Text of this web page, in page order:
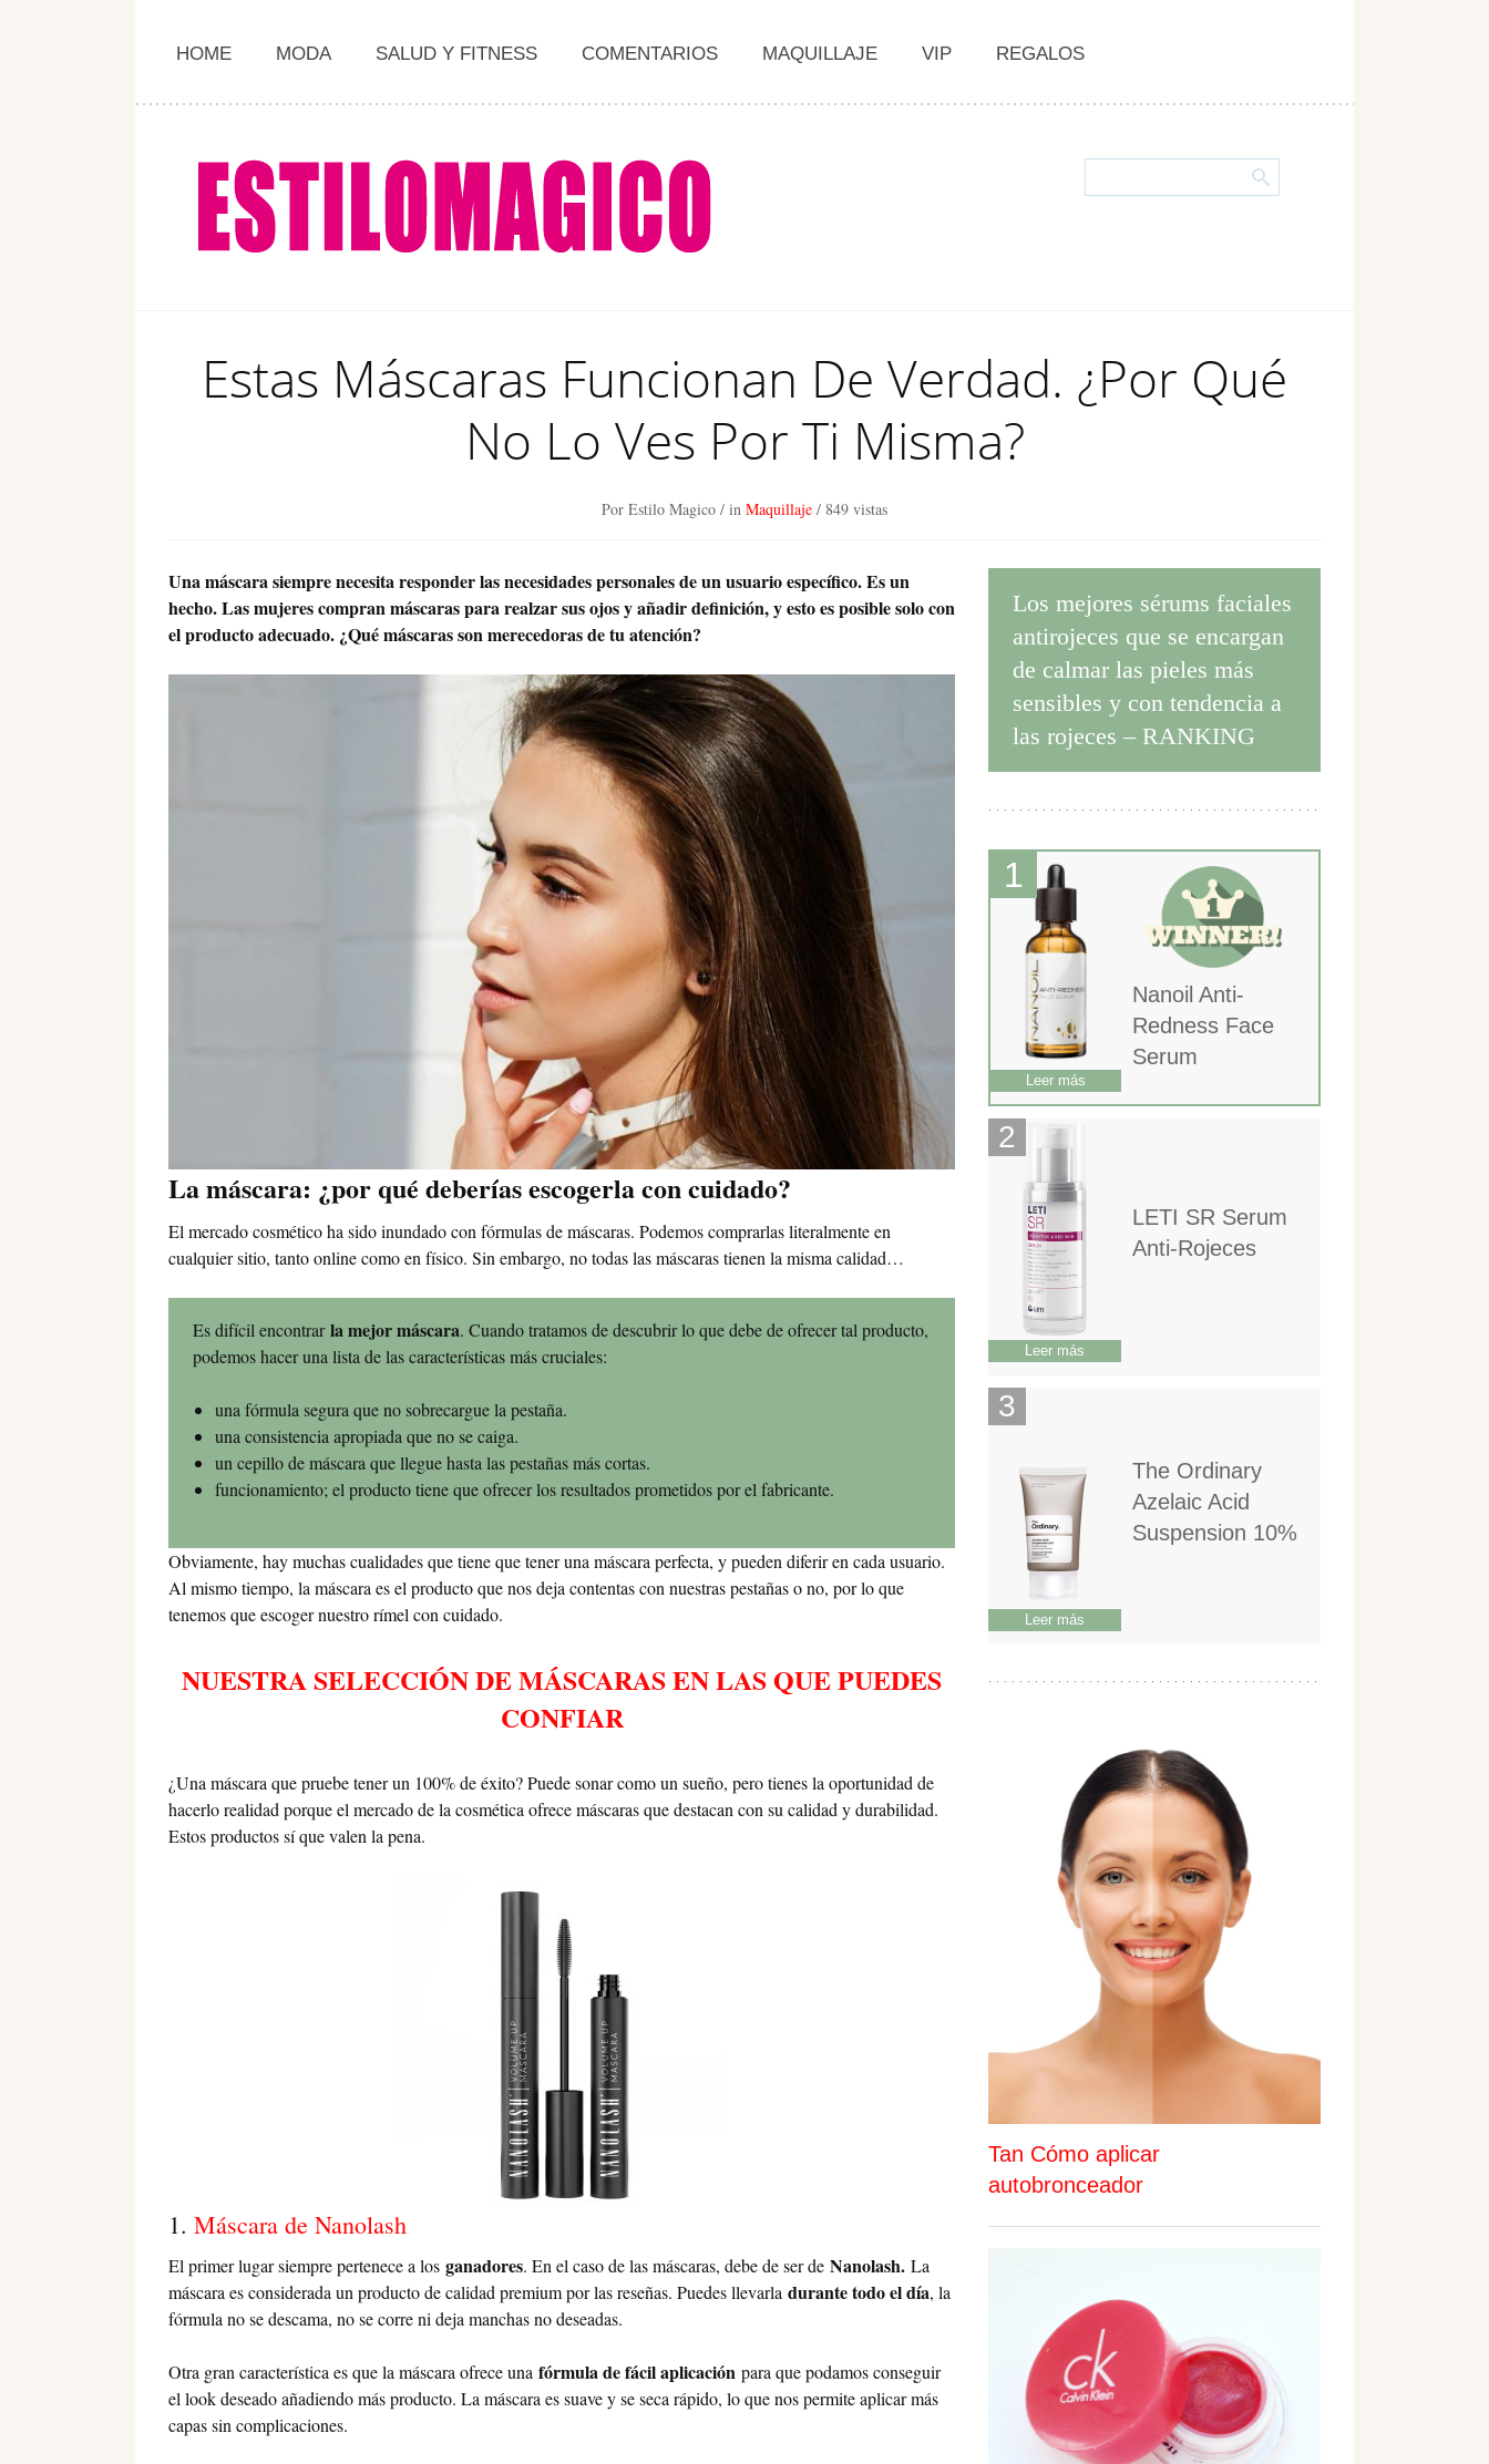
HOME MODA SALUD Y FITNESS COMENTARIOS MAQUILLAJE VIP REGALOS
Estas Máscaras Funcionan De Verdad. ¿Por Qué
No Lo Ves Por Ti Misma?
Por Estilo Magico / in Maquillaje / 849 vistas
Una máscara siempre necesita responder las necesidades personales de un usuario específico. Es un
hecho. Las mujeres compran máscaras para realzar sus ojos y añadir definición, y esto es posible solo con
el producto adecuado. ¿Qué máscaras son merecedoras de tu atención?
La máscara: ¿por qué deberías escogerla con cuidado?
El mercado cosmético ha sido inundado con fórmulas de máscaras. Podemos comprarlas literalmente en
cualquier sitio, tanto online como en físico. Sin embargo, no todas las máscaras tienen la misma calidad…
Es difícil encontrarla mejor máscara. Cuando tratamos de descubrir lo que debe de ofrecer tal producto,
podemos hacer una lista de las características más cruciales:
una fórmula segura que no sobrecargue la pestaña.
una consistencia apropiada que no se caiga.
un cepillo de máscara que llegue hasta las pestañas más cortas.
funcionamiento; el producto tiene que ofrecer los resultados prometidos por el fabricante.
Obviamente, hay muchas cualidades que tiene que tener una máscara perfecta, y pueden diferir en cada usuario.
Al mismo tiempo, la máscara es el producto que nos deja contentas con nuestras pestañas o no, por lo que
tenemos que escoger nuestro rímel con cuidado.
NUESTRA SELECCIÓN DE MÁSCARAS EN LAS QUE PUEDES
CONFIAR
¿Una máscara que pruebe tener un 100% de éxito? Puede sonar como un sueño, pero tienes la oportunidad de
hacerlo realidad porque el mercado de la cosmética ofrece máscaras que destacan con su calidad y durabilidad.
Estos productos sí que valen la pena.
1. Máscara de Nanolash
El primer lugar siempre pertenece a los ganadores. En el caso de las máscaras, debe de ser de Nanolash. La
máscara es considerada un producto de calidad premium por las reseñas. Puedes llevarla durante todo el día, la
fórmula no se descama, no se corre ni deja manchas no deseadas.
Otra gran característica es que la máscara ofrece una fórmula de fácil aplicación para que podamos conseguir
el look deseado añadiendo más producto. La máscara es suave y se seca rápido, lo que nos permite aplicar más
capas sin complicaciones.
Los mejores sérums faciales
antirojeces que se encargan
de calmar las pieles más
sensibles y con tendencia a
las rojeces – RANKING
Nanoil Anti-
Redness Face
Serum
Leer más
LETI SR Serum
Anti-Rojeces
Leer más
The Ordinary
Azelaic Acid
Suspension 10%
Leer más
Tan Cómo aplicar
autobronceador